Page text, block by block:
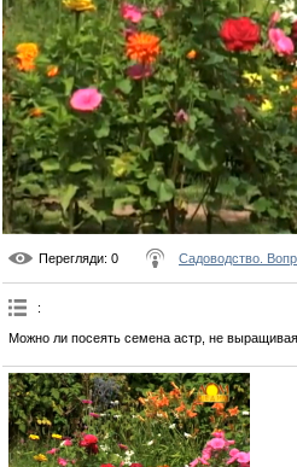
Перегляди: 0 Садоводство.
:
Можно ли посеять семена астр, не